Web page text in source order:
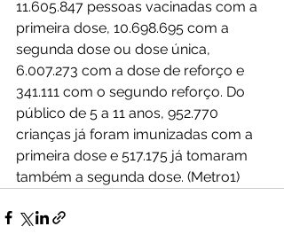
11.605.847 pessoas vacinadas com a
primeira dose, 10.698.695 com a
segunda dose ou dose única,
6.007.273 com a dose de reforço e
341.111 com o segundo reforço. Do
público de 5 a 11 anos, 952.770
crianças já foram imunizadas com a
primeira dose e 517.175 já tomaram
também a segunda dose. (Metro1)